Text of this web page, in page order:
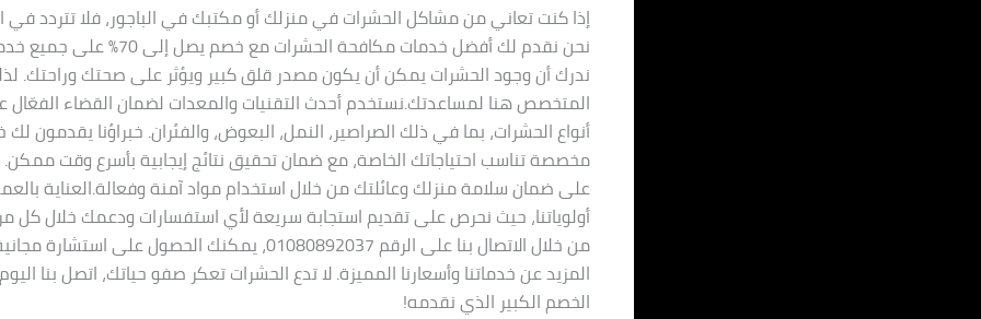
إذا كنت تعاني من مشاكل الحشرات في منزلك أو مكتبك في الباجور، فلا تتردد في
نحن نقدم لك أفضل خدمات مكافحة الحشرات مع خصم يصل
ندرك أن وجود الحشرات يمكن أن يكون مصدر قلق كبير ويؤثر على صحتك وراحتك.
المتخصص هنا لمساعدتك.نستخدم أحدث التقنيات والمعدات لضمان القضاء
أنواع الحشرات، بما في ذلك الصراصير، النمل، البعوض، والفئران. خبراؤنا يقدمون
مخصصة تناسب احتياجاتك الخاصة، مع ضمان تحقيق نتائج إيجابية بأسرع وقت
على ضمان سلامة منزلك وعائلتك من خلال استخدام مواد آمنة وفعالة.العناية
أولوياتنا، حيث نحرص على تقديم استجابة سريعة لأي استفسارات ودعمك خلال كل
من خلال الاتصال بنا على الرقم 01080892037، يمكنك الحصول على
المزيد عن خدماتنا وأسعارنا المميزة. لا تدع الحشرات تعكر صفو حياتك، اتصل بنا
الخصم الكبير الذي نقدمه!